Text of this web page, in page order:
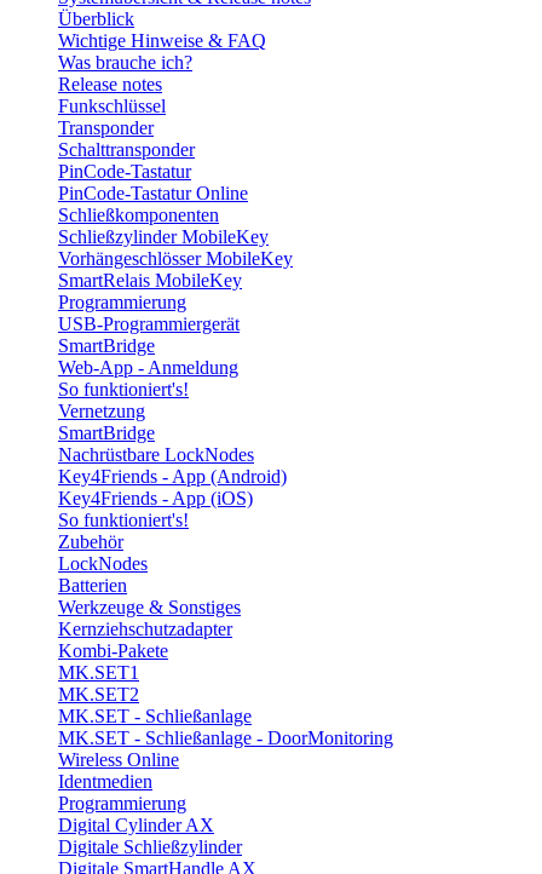
Überblick
Wichtige Hinweise & FAQ
Was brauche ich?
Release notes
Funkschlüssel
Transponder
Schalttransponder
PinCode-Tastatur
PinCode-Tastatur Online
Schließkomponenten
Schließzylinder MobileKey
Vorhängeschlösser MobileKey
SmartRelais MobileKey
Programmierung
USB-Programmiergerät
SmartBridge
Web-App - Anmeldung
So funktioniert's!
Vernetzung
SmartBridge
Nachrüstbare LockNodes
Key4Friends - App (Android)
Key4Friends - App (iOS)
So funktioniert's!
Zubehör
LockNodes
Batterien
Werkzeuge & Sonstiges
Kernziehschutzadapter
Kombi-Pakete
MK.SET1
MK.SET2
MK.SET - Schließanlage
MK.SET - Schließanlage - DoorMonitoring
Wireless Online
Identmedien
Programmierung
Digital Cylinder AX
Digitale Schließzylinder
Digitale SmartHandle AX